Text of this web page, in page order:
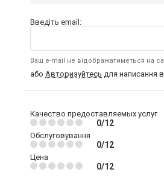
Введіть email:
Ваш e-mail не відображатиметься на
або Авторизуйтесь для написання
Качество предоставляемых услуг
0/12
Обслуговування
0/12
Цена
0/12